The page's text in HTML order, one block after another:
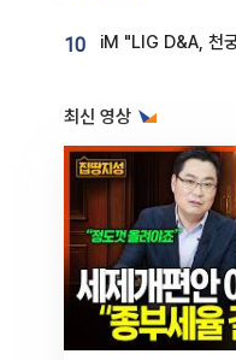
10
최신 영상